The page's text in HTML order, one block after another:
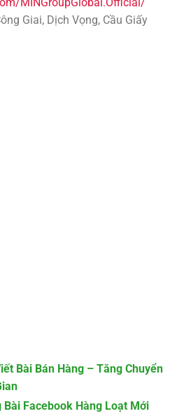
MINGroupGlobal.Official/
Giai, Dịch Vọng, Cầu Giấy
Bài Bán Hàng – Tăng Chuyển
Facebook Hàng Loạt Mới